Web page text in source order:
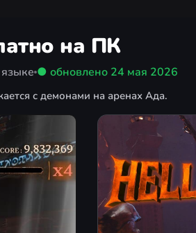
на ПК
● обновлено 24 мая 2026
с демонами на аренах Ада.